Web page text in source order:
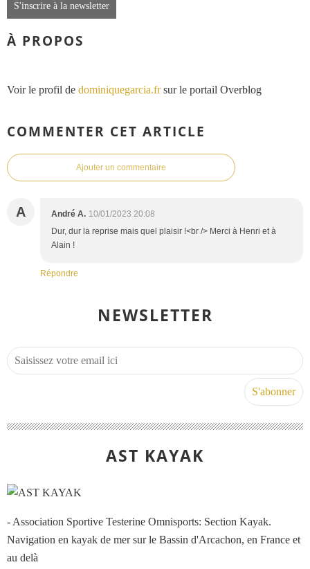
S'inscrire à la newsletter
À PROPOS
Voir le profil de dominiquegarcia.frsur le portail Overblog
COMMENTER CET ARTICLE
Ajouter un commentaire
A André A. 10/01/2023 20:08
Dur, dur la reprise mais quel plaisir !<br /> Merci à Henri et à
Alain !
Répondre
NEWSLETTER
AST KAYAK
- Association Sportive Testerine Omnisports: Section Kayak.
Navigation en kayak de mer sur le Bassin d'Arcachon, en France et
au delà